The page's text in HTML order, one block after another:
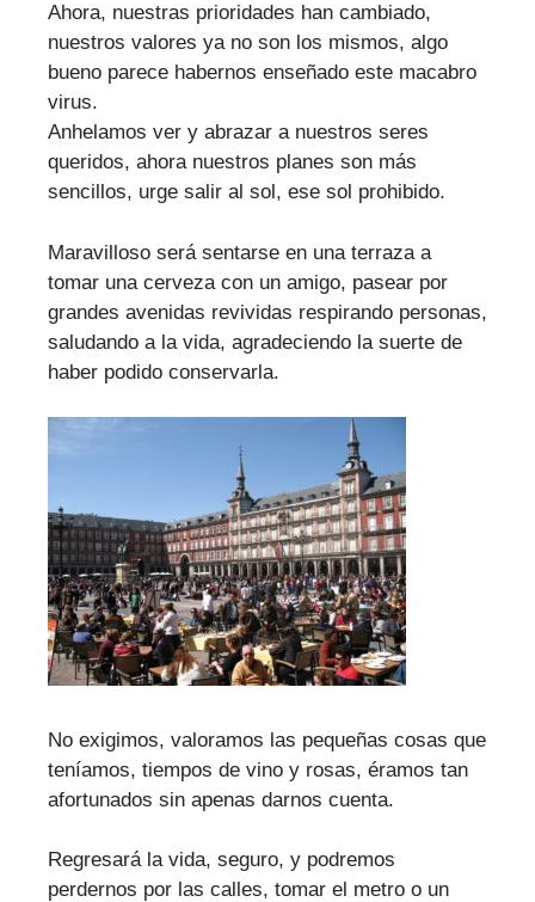
Ahora, nuestras prioridades han cambiado,
nuestros valores ya no son los mismos, algo
bueno parece habernos enseñado este macabro
virus.
Anhelamos ver y abrazar a nuestros seres
queridos, ahora nuestros planes son más
sencillos, urge salir al sol, ese sol prohibido.
Maravilloso será sentarse en una terraza a
tomar una cerveza con un amigo, pasear por
grandes avenidas revividas respirando personas,
saludando a la vida, agradeciendo la suerte de
haber podido conservarla.
No exigimos, valoramos las pequeñas cosas que
teníamos, tiempos de vino y rosas, éramos tan
afortunados sin apenas darnos cuenta.
Regresará la vida, seguro, y podremos
perdernos por las calles, tomar el metro o un